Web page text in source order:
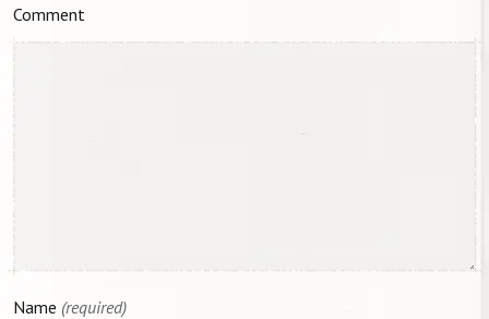
Comment
Name (required)